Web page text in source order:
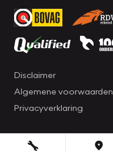
Disclaimer
Algemene voorwaarden
Privacyverklaring